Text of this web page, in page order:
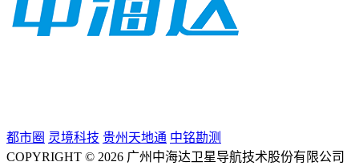
都市圈 灵境科技 贵州天地通 中铭勘测
COPYRIGHT © 2026 广州中海达卫星导航技术股份有限公司